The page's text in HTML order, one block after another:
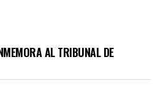
AL TRIBUNAL DE